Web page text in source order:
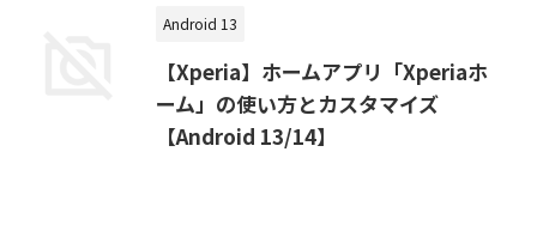
Android 13
【Xperia】ホームアプリ「Xperiaホ
ーム」の使い方とカスタマイズ
【Android 13/14】